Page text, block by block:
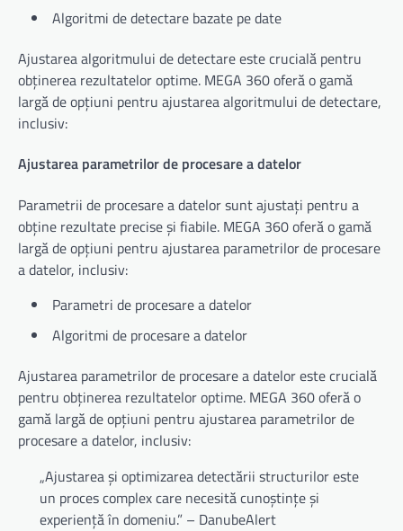
Algoritmi de detectare bazate pe date
Ajustarea algoritmului de detectare este crucială pentru
obținerea rezultatelor optime. MEGA 360 oferă o gamă
largă de opțiuni pentru ajustarea algoritmului de detectare,
inclusiv:
Ajustarea parametrilor de procesare a datelor
Parametrii de procesare a datelor sunt ajustați pentru a
obține rezultate precise și fiabile. MEGA 360 oferă o gamă
largă de opțiuni pentru ajustarea parametrilor de procesare
a datelor, inclusiv:
Parametri de procesare a datelor
Algoritmi de procesare a datelor
Ajustarea parametrilor de procesare a datelor este crucială
pentru obținerea rezultatelor optime. MEGA 360 oferă o
gamă largă de opțiuni pentru ajustarea parametrilor de
procesare a datelor, inclusiv:
„Ajustarea și optimizarea detectării structurilor este
un proces complex care necesită cunoștințe și
experiență în domeniu.” – DanubeAlert